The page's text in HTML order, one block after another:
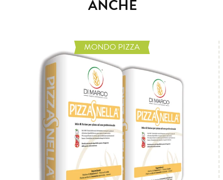
ANCHE
MONDO PIZZA